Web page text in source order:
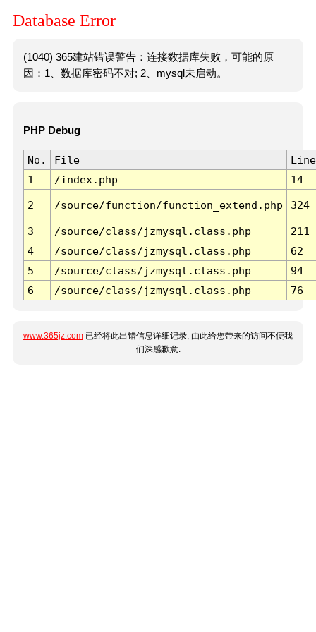
Database Error
(1040) 365建站错误警告：连接数据库失败，可能的原
因：1、数据库密码不对; 2、mysql未启动。
PHP Debug
No. File
Line
1
/index.php 14
2 /source/function/function_extend.php 324
3 /source/class/jzmysql.class.php
211
4
/source/class/jzmysql.class.php
62
5
/source/class/jzmysql.class.php
94
6
/source/class/jzmysql.class.php 76
www.365jz.com 已经将此出错信息详细记录, 由此给您带来的访问不便我
们深感歉意.